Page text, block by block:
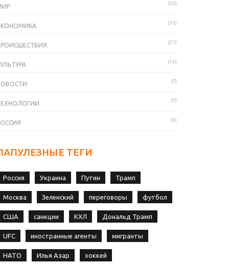
(32)
(31)
(21)
(16)
(7)
(7)
(6)
ТЕГИ
Россия Украина Путин Трамп
Москва Зеленский переговоры футбол
США санкции КХЛ Дональд Трамп
UFC иностранные агенты мигранты
НАТО Илья Азар хоккей